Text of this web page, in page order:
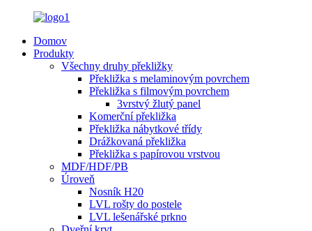
Domov
Produkty
Všechny druhy překližky
Překližka s melaminovým povrchem
Překližka s filmovým povrchem
3vrstvý žlutý panel
Komerční překližka
Překližka nábytkové třídy
Drážkovaná překližka
Překližka s papírovou vrstvou
MDF/HDF/PB
Úroveň
Nosník H20
LVL rošty do postele
LVL lešenářské prkno